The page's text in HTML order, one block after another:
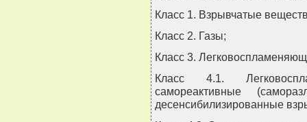
Класс 1. Взрывчатые
Класс 2. Газы;
Класс 3.
Класс 4.1.
самореактивные
десенсибилизированные